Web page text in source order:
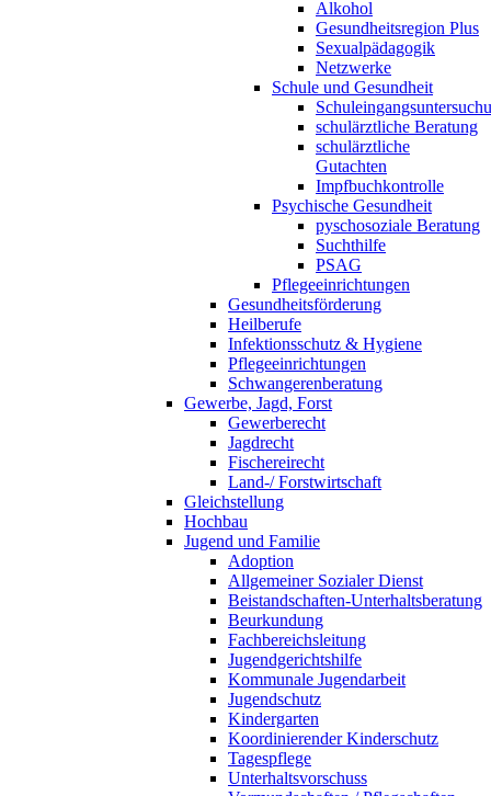
Alkohol
Gesundheitsregion Plus
Sexualpädagogik
Netzwerke
Schule und Gesundheit
schulärztliche Beratung
schulärztliche
Gutachten
Impfbuchkontrolle
Psychische Gesundheit
pyschosoziale Beratung
Suchthilfe
PSAG
Pflegeeinrichtungen
Gesundheitsförderung
Heilberufe
Infektionsschutz & Hygiene
Pflegeeinrichtungen
Schwangerenberatung
Gewerbe, Jagd, Forst
Gewerberecht
Jagdrecht
Fischereirecht
Land-/ Forstwirtschaft
Gleichstellung
Hochbau
Jugend und Familie
Adoption
Allgemeiner Sozialer Dienst
Beistandschaften-Unterhaltsberatung
Beurkundung
Fachbereichsleitung
Jugendgerichtshilfe
Kommunale Jugendarbeit
Jugendschutz
Kindergarten
Koordinierender Kinderschutz
Tagespflege
Unterhaltsvorschuss